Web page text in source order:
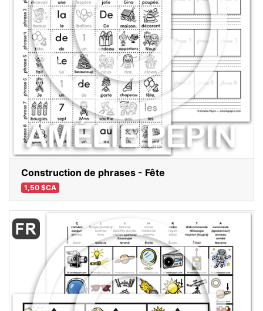
Construction de phrases - Fête
1,50 $CA